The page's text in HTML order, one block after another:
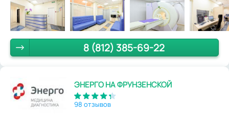
8 (812) 385-69-22
ЭНЕРГО НА ФРУНЗЕНСКОЙ
98 отзывов